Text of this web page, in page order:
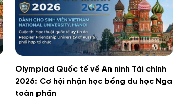
Olympiad Quốc tế về An ninh Tài chính
2026: Cơ hội nhận học bổng du học Nga
toàn phần